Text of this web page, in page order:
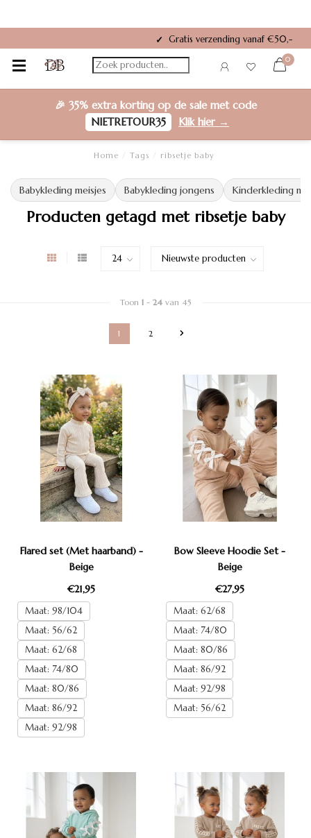
✓ Gratis verzending vanaf €50,-
0
🎉 35% extra kortingop de sale met code
NIETRETOUR35
Klik hier →
Home Tags ribsetje baby
Babykleding meisjes Babykleding jongens Kinderkleding
Producten getagd met ribsetje baby
Toon 1- 24van 45
1 2
Flared set (Met haarband) -
Beige
€21,95
Maat: 98/104
Maat: 56/62
Maat: 62/68
Maat: 74/80
Maat: 80/86
Maat: 86/92
Maat: 92/98
Bow Sleeve Hoodie Set -
Beige
€27,95
Maat: 62/68
Maat: 74/80
Maat: 80/86
Maat: 86/92
Maat: 92/98
Maat: 56/62